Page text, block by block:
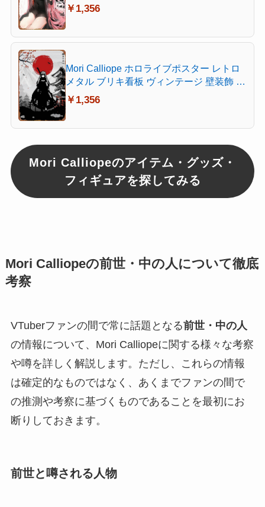
ルポスター 8×12インチ
￥1,356
Mori Calliope ホロライブポスター レトロ
メタル ブリキ看板 ヴィンテージ 壁装飾 看
板 メタルポスター 8×12インチ
￥1,356
Mori Calliopeのアイテム・グッズ・
フィギュアを探してみる
Mori Calliopeの前世・中の人について徹底
考察
VTuberファンの間で常に話題となる前世・中の人
の情報について、Mori Calliopeに関する様々な考察
や噂を詳しく解説します。ただし、これらの情報
は確定的なものではなく、あくまでファンの間で
の推測や考察に基づくものであることを最初にお
断りしておきます。
前世と噂される人物